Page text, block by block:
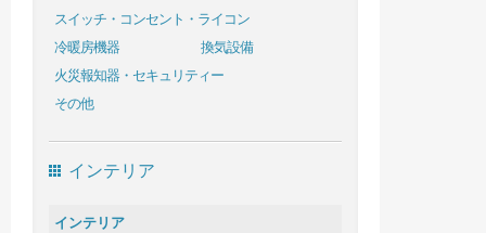
スイッチ・コンセント・ライコン
冷暖房機器
換気設備
火災報知器・セキュリティー
その他
インテリア
インテリア